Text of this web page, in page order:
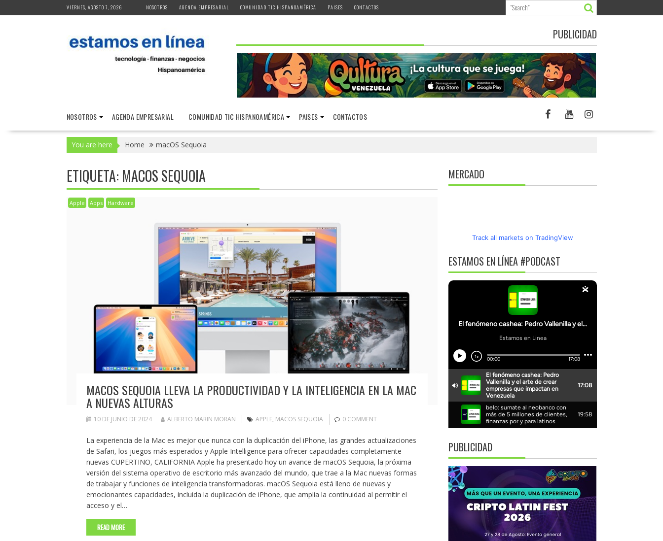
to
VIERNES, AGOSTO 7, 2026 NOSOTROS AGENDA EMPRESARIAL COMUNIDAD TIC HISPANOAMÉRICA PAISES CONTACTOS
PUBLICIDAD
NOSOTROS AGENDA EMPRESARIAL COMUNIDAD TIC HISPANOAMÉRICA PAISES CONTACTOS
You are here Home macOS Sequoia
ETIQUETA: MACOS SEQUOIA
Apple Apps Hardware
MACOS SEQUOIA LLEVA LA PRODUCTIVIDAD Y LA INTELIGENCIA EN LA MAC
A NUEVAS ALTURAS
10 DE JUNIO DE 2024 ALBERTO MARIN MORAN APPLE, MACOS SEQUOIA 0 COMMENT
La experiencia de la Mac es mejor que nunca con la duplicación del iPhone, las grandes actualizaciones
de Safari, los juegos más esperados y Apple Intelligence para ofrecer capacidades completamente
nuevas CUPERTINO, CALIFORNIA Apple ha presentado hoy un avance de macOS Sequoia, la próxima
versión del sistema operativo de escritorio más avanzado del mundo, que trae a la Mac nuevas formas
de trabajar y funciones de inteligencia transformadoras. macOS Sequoia está lleno de nuevas y
emocionantes capacidades, incluida la duplicación de iPhone, que amplía la continuidad al permitir el
acceso y el…
READ MORE
MERCADO
Track all markets on TradingView
ESTAMOS EN LÍNEA #PODCAST
PUBLICIDAD